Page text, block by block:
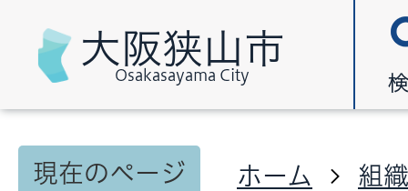
大阪狭山市
Osakasayama City
現在のページ ホーム 組